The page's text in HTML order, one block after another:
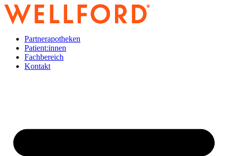
Zum
Inhalt
wechseln
Partnerapotheken
Patient:innen
Fachbereich
Kontakt